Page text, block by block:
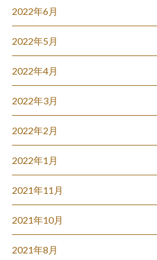
2022年6月
2022年5月
2022年4月
2022年3月
2022年2月
2022年1月
2021年11月
2021年10月
2021年8月